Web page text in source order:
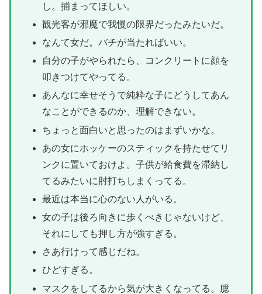
し。捕まってほしい。
観光客が邪魔で我慢の限界だったみたいだ。
なんて女だ。バチが当たればいい。
自分の子がやられたら、コンクリートに顔を
叩きつけてやってる。
あんなに幸せそうで純粋な子にどうしてあん
なことができるのか、理解できない。
ちょっと面白いと思ったのはまずいかな。
あの女にホッケーのスティックを持たせてリ
ンクに置いておけよ。子供が給食費を滞納し
てるみたいに肘打ちしまくってる。
最近は本当に心のない人がいる。
女の子は後ろ向きに歩くべきじゃないけど、
それにしても押し方が強すぎる。
さあ行けって感じだね。
ひどすぎる。
マスクをしてるから気が大きくなってる。臆